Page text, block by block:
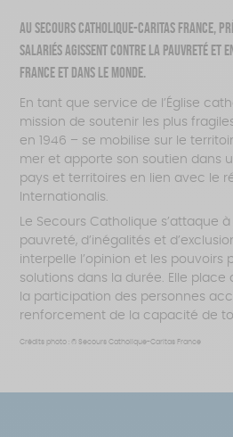
Au Secours Catholique-Caritas France,
salariés agissent contre la pauvreté et
France et dans le monde.
En tant que service de l’Église
mission de soutenir les plus
en 1946 – se mobilise sur le
mer et apporte son soutien dans
pays et territoires en lien avec le
Internationalis.
Le Secours Catholique s’attaque
pauvreté, d’inégalités et
interpelle l’opinion et les pouvoirs
solutions dans la durée. Elle
la participation des personnes
renforcement de la capacité de
Crédits photo : © Secours Catholique-Caritas France